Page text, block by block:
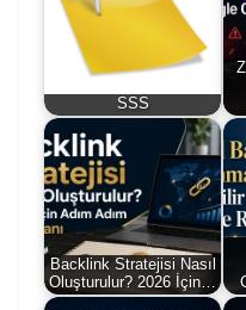
SSS
Backlink Stratejisi Nasıl
Oluşturulur? 2026 İçin…